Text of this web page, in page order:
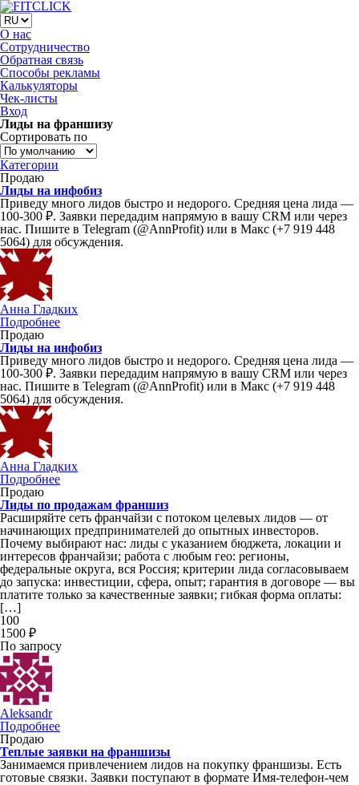
О нас
Сотрудничество
Обратная связь
Способы рекламы
Калькуляторы
Чек-листы
Вход
Лиды на франшизу
Сортировать по
Категории
Продаю
Лиды на инфобиз
Приведу много лидов быстро и недорого. Средняя цена лида —
100-300 ₽. Заявки передадим напрямую в вашу CRM или через
нас. Пишите в Telegram (@AnnProfit) или в Макс (+7 919 448
5064) для обсуждения.
Анна Гладких
Подробнее
Продаю
Лиды на инфобиз
Приведу много лидов быстро и недорого. Средняя цена лида —
100-300 ₽. Заявки передадим напрямую в вашу CRM или через
нас. Пишите в Telegram (@AnnProfit) или в Макс (+7 919 448
5064) для обсуждения.
Анна Гладких
Подробнее
Продаю
Лиды по продажам франшиз
Расширяйте сеть франчайзи с потоком целевых лидов — от
начинающих предпринимателей до опытных инвесторов.
Почему выбирают нас: лиды с указанием бюджета, локации и
интересов франчайзи; работа с любым гео: регионы,
федеральные округа, вся Россия; критерии лида согласовываем
до запуска: инвестиции, сфера, опыт; гарантия в договоре — вы
платите только за качественные заявки; гибкая форма оплаты:
[…]
100
1500 ₽
По запросу
Aleksandr
Подробнее
Продаю
Теплые заявки на франшизы
Занимаемся привлечением лидов на покупку франшизы. Есть
готовые связки. Заявки поступают в формате Имя-телефон-чем